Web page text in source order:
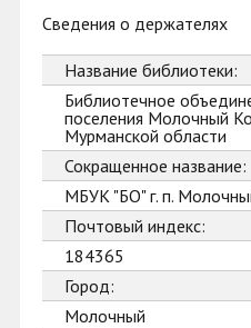
Сведения о держателях
Название библиотеки:
Библиотечное
поселения Молочный
Мурманской области
Сокращенное название:
МБУК "БО" г. п.
Почтовый индекс:
184365
Город:
Молочный